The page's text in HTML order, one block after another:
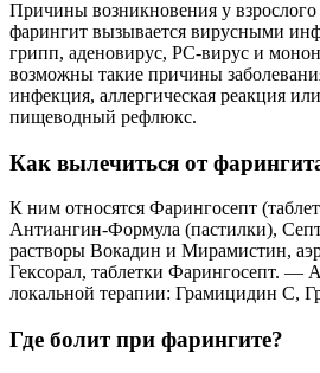
Причины возникновения у
фарингит вызывается вирусными
грипп, аденовирус, РС-вирус и
возможны такие причины
инфекция, аллергическая реакция
пищеводный рефлюкс.
Как вылечиться от
К ним относятся Фарингосепт
Антиангин-Формула (пастилки),
растворы Вокадин и Мирамистин,
Гексорал, таблетки Фарингосепт. —
локальной терапии: Грамицидин С,
Где болит при фарингите?